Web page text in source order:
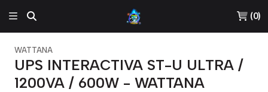
(0)
WATTANA
UPS INTERACTIVA ST-U ULTRA /
1200VA / 600W - WATTANA